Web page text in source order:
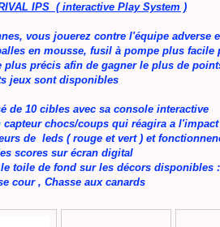
IPS ( interactive Play System )
vous jouerez contre l'équipe adverse
en mousse, fusil à pompe plus
précis afin de gagner le plus de
jeux sont disponibles
de 10 cibles avec sa console interactive
chocs/coups qui réagira a
de leds ( rouge et vert ) et
scores sur écran digital
toile de fond sur les décors disponibles :
cour , Chasse aux canards